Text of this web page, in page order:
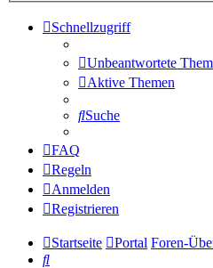
Schnellzugriff
Unbeantwortete
Aktive Themen
Suche
FAQ
Regeln
Anmelden
Registrieren
Startseite Portal Foren-
Suche